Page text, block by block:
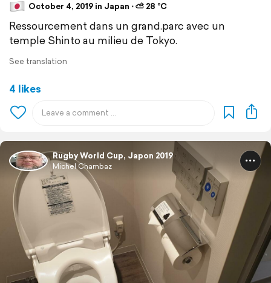
October 4, 2019 in Japan ⋅ ⛅ 28 °C
Ressourcement dans un grand.parc avec un
temple Shinto au milieu de Tokyo.
See translation
4 likes
Rugby World Cup, Japon 2019
Michel Chambaz